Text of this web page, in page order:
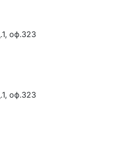
оф.323
оф.323